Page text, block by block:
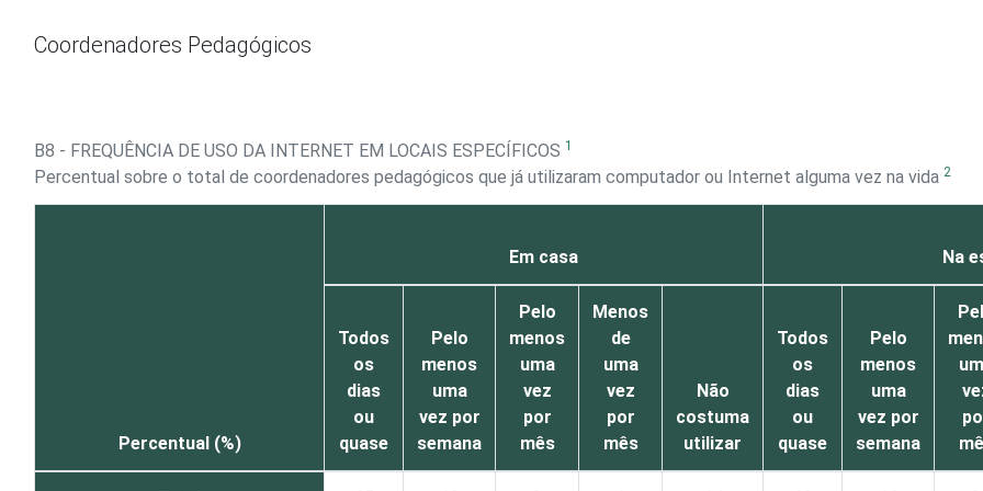
Coordenadores Pedagógicos
B8 - FREQUÊNCIA DE USO DA INTERNET EM LOCAIS ESPECÍFICOS 1
Percentual sobre o total de coordenadores pedagógicos que já utilizaram computador ou Internet alguma vez na vida 2
Percentual (%)
Em casa Na
Todos
os
dias
ou
quase
Pelo
menos
uma
vez por
semana
Pelo
menos
uma
vez
por
mês
Menos
de
uma
vez
por
mês
Não
costuma
utilizar
Todos
os
dias
ou
quase
Pelo
menos
uma
vez por
semana